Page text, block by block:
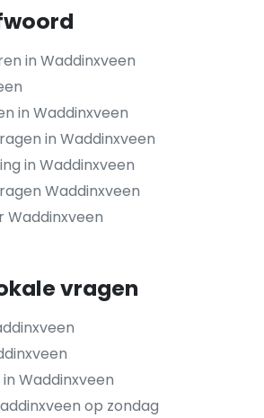
in Waddinxveen
in Waddinxveen
in Waddinxveen
in Waddinxveen
Waddinxveen
vragen
Waddinxveen
op zondag